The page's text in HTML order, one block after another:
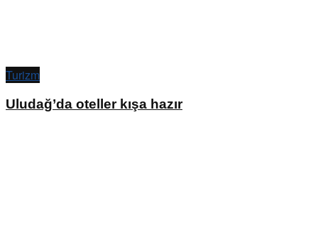
Turizm
Uludağ’da oteller kışa hazır